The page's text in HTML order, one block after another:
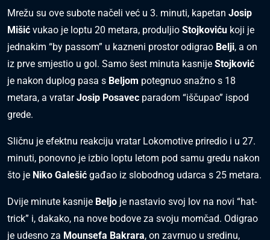
Mrežu su ove subote načeli već u 3. minuti, kapetan Josip
Mišić vukao je loptu 20 metara, produljio Stojkoviću koji je
jednakim “by passom” u kazneni prostor odigrao Belji, a on
iz prve smjestio u gol. Samo šest minuta kasnije Stojković
je nakon duplog pasa s Beljom potegnuo snažno s 18
metara, a vratarJosip Posavec paradom “iščupao” ispod
grede.
Sličnu je efektnu reakciju vratar Lokomotive priredio i u 27.
minuti, ponovno je izbio loptu letom pod samu gredu nakon
što je Niko Galešić gađao iz slobodnog udarca s 25 metara.
Dvije minute kasnije Beljo je nastavio svoj lov na novi “hat-
trick” i, dakako, na nove bodove za svoju momčad. Odigrao
je udesno za Mounsefa Bakrara, on zavrnuo u sredinu,